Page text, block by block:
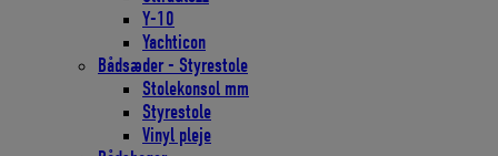
Y-10
Yachticon
Bådsæder - Styrestole
Stolekonsol mm
Styrestole
Vinyl pleje